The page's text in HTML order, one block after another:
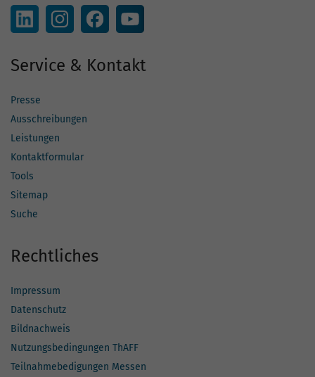
Service & Kontakt
Presse
Ausschreibungen
Leistungen
Kontaktformular
Tools
Sitemap
Suche
Rechtliches
Impressum
Datenschutz
Bildnachweis
Nutzungsbedingungen ThAFF
Teilnahmebedigungen Messen